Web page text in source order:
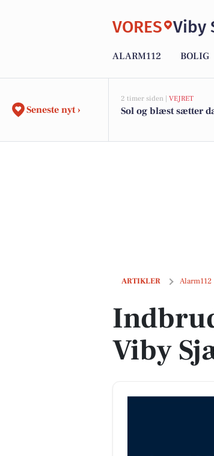
VORES Viby
ALARM112 BOLIG
Seneste nyt ›
2 timer siden | VEJRET
Sol og blæst sætter
ARTIKLER Alarm112
Indbrud på Kirkevejen
Viby